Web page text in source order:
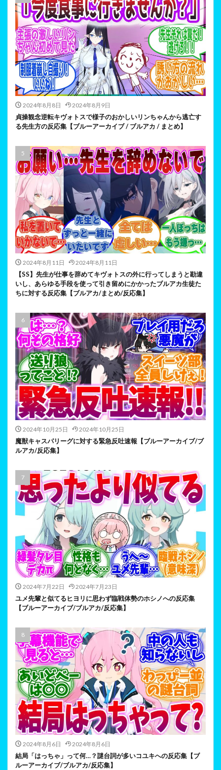
2024年8月8日 2024年8月9日
貞操観念逆転キヴォトスで様子のおかしいリンちゃんから逃亡す
る先生方の反応集【ブルーアーカイブ / ブルアカ / まとめ】
2024年8月11日 2024年8月11日
【SS】先生が仕事を辞めてキヴォトスの外に行ってしまうと勘違
いし、あらゆる手段を使って引き留めにかかったブルアカ生徒た
ちに対する反応集【ブルアカ/まとめ/反応集】
2024年10月25日 2024年10月25日
魔獣キャスパリーグに対する緊急反吐速報【ブルーアーカイブ/ブ
ルアカ/反応集】
2024年7月22日 2024年7月23日
ユメ先輩と似てるヒヨリに思わず臨戦体勢のホシノへの反応集
【ブルーアーカイブ/ブルアカ/反応集】
2024年8月6日 2024年8月6日
結局「はっちゃ」って何…？謎台詞が多いコユキへの反応集【ブ
ルーアーカイブ/ブルアカ/反応集】